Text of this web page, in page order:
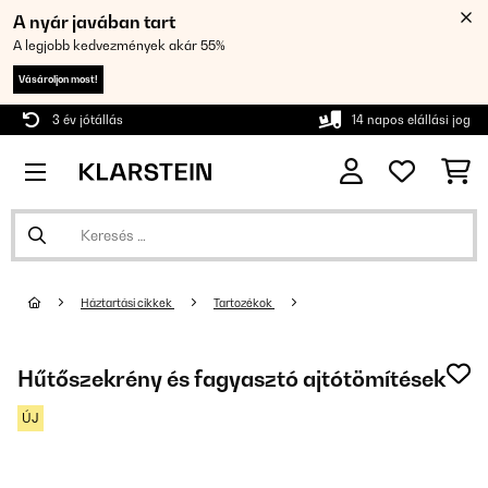
A nyár javában tart
A legjobb kedvezmények akár 55%
Vásároljon most!
3 év jótállás 14 napos elállási jog
Háztartási cikkek Tartozékok
Hűtőszekrény és fagyasztó ajtótömítések
ÚJ